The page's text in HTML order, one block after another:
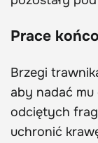
Prace
Brzegi
aby nadać mu
odciętych
uchronić